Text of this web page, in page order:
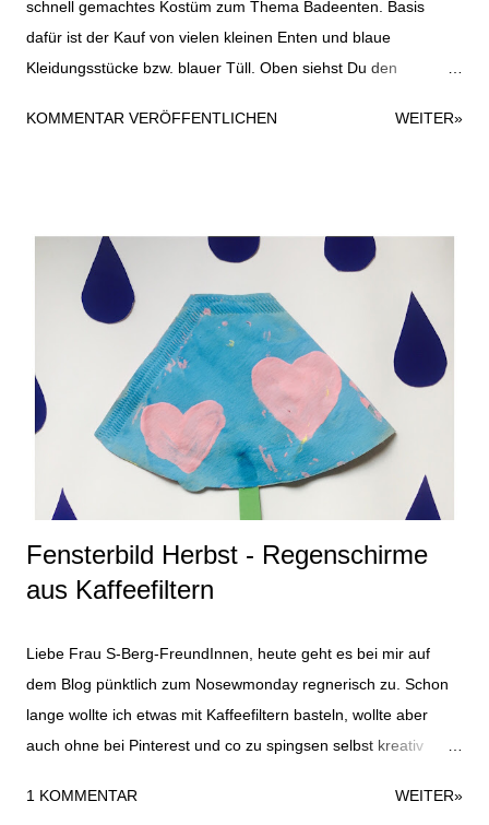
schnell gemachtes Kostüm zum Thema Badeenten. Basis
dafür ist der Kauf von vielen kleinen Enten und blaue
Kleidungsstücke bzw. blauer Tüll. Oben siehst Du den
Gummiente beklebt habe. Dazu habe ich einfach eine
und wurde einfach mit einem kleinen Entensticker
aufgehübscht. Ich liebe es immer, wenn auch eine Sonnenbrille
zum Kostüm passt. Im besten Fall ist ja auch beim
Karnevalszug gutes Wetter und Sonnenschein. Als Oberteil für
das Entenkostüm habe ich ein altes blaues T-Shirt verwendet
und einfach mit ein paar geplotteten Badeenten (gibt´s zuhauf
lizenzfrei) und dem Spruch "Ente gut, alles gut" versehen. So
sah das Kostüm dann in Gänze und outdoor aus. Es gab
zusätzlich zu den selbst ...
KOMMENTAR VERÖFFENTLICHEN WEITER»
Fensterbild Herbst - Regenschirme
aus Kaffeefiltern
Liebe Frau S-Berg-FreundInnen, heute geht es bei mir auf
dem Blog pünktlich zum Nosewmonday regnerisch zu. Schon
lange wollte ich etwas mit Kaffeefiltern basteln, wollte aber
auch ohne bei Pinterest und co zu spingsen selbst kreativ
mit den Regenschirmen. Material für das komplette
1 KOMMENTAR WEITER»